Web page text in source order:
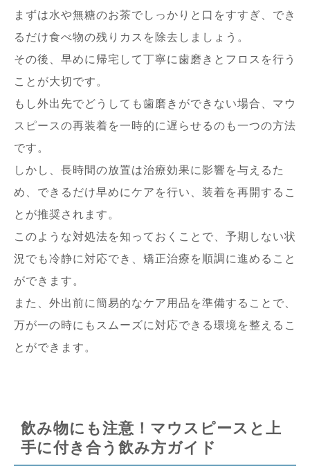
まずは水や無糖のお茶でしっかりと口をすすぎ、でき
るだけ食べ物の残りカスを除去しましょう。
その後、早めに帰宅して丁寧に歯磨きとフロスを行う
ことが大切です。
もし外出先でどうしても歯磨きができない場合、マウ
スピースの再装着を一時的に遅らせるのも一つの方法
です。
しかし、長時間の放置は治療効果に影響を与えるた
め、できるだけ早めにケアを行い、装着を再開するこ
とが推奨されます。
このような対処法を知っておくことで、予期しない状
況でも冷静に対応でき、矯正治療を順調に進めること
ができます。
また、外出前に簡易的なケア用品を準備することで、
万が一の時にもスムーズに対応できる環境を整えるこ
とができます。
飲み物にも注意！マウスピースと上
手に付き合う飲み方ガイド